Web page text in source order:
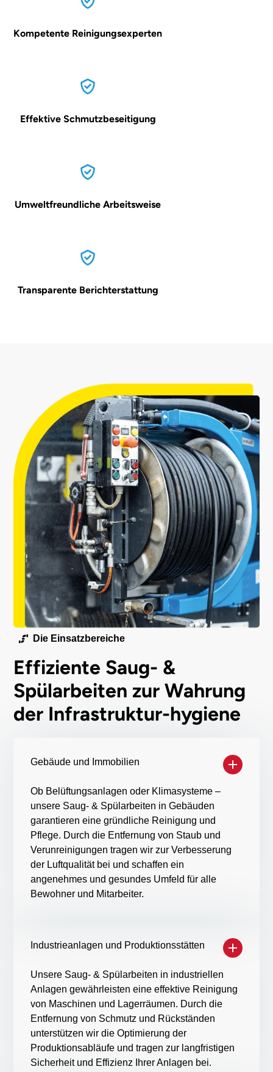
Kompetente Reinigungsexperten
Effektive Schmutzbeseitigung
Umweltfreundliche Arbeitsweise
Transparente Berichterstattung
Die Einsatzbereiche
Effiziente Saug- &
Spülarbeiten zur Wahrung
der Infrastruktur-hygiene
Gebäude und Immobilien
Ob Belüftungsanlagen oder Klimasysteme –
unsere Saug- & Spülarbeiten in Gebäuden
garantieren eine gründliche Reinigung und
Pflege. Durch die Entfernung von Staub und
Verunreinigungen tragen wir zur Verbesserung
der Luftqualität bei und schaffen ein
angenehmes und gesundes Umfeld für alle
Bewohner und Mitarbeiter.
Industrieanlagen und Produktionsstätten
Unsere Saug- & Spülarbeiten in industriellen
Anlagen gewährleisten eine effektive Reinigung
von Maschinen und Lagerräumen. Durch die
Entfernung von Schmutz und Rückständen
unterstützen wir die Optimierung der
Produktionsabläufe und tragen zur langfristigen
Sicherheit und Effizienz Ihrer Anlagen bei.